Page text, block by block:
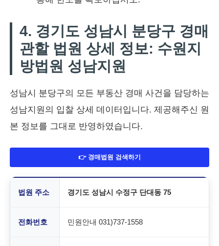
4. 경기도 성남시 분당구 경매
관할 법원 상세 정보: 수원지
방법원 성남지원
성남시 분당구의 모든 부동산 경매 사건을 담당하는
성남지원의 입찰 상세 데이터입니다. 제공해주신 원
본 정보를 그대로 반영하였습니다.
👉 경매법원 검색하기
법원 주소 경기도 성남시 수정구 단대동 75
전화번호 민원안내 031)737-1558